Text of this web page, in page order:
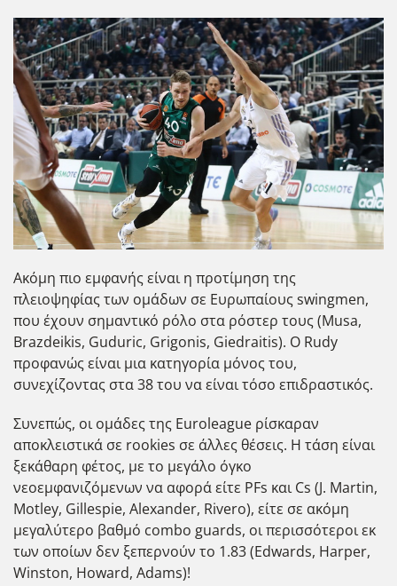
Ακόμη πιο εμφανής είναι η προτίμηση της
πλειοψηφίας των ομάδων σε Ευρωπαίους swingmen,
που έχουν σημαντικό ρόλο στα ρόστερ τους (Musa,
Brazdeikis, Guduric, Grigonis, Giedraitis). O Rudy
προφανώς είναι μια κατηγορία μόνος του,
συνεχίζοντας στα 38 του να είναι τόσο επιδραστικός.
Συνεπώς, οι ομάδες της Euroleague ρίσκαραν
αποκλειστικά σε rookies σε άλλες θέσεις. Η τάση είναι
ξεκάθαρη φέτος, με το μεγάλο όγκο
νεοεμφανιζόμενων να αφορά είτε PFs και Cs (J. Martin,
Motley, Gillespie, Alexander, Rivero), είτε σε ακόμη
μεγαλύτερο βαθμό combo guards, οι περισσότεροι εκ
των οποίων δεν ξεπερνούν το 1.83 (Edwards, Harper,
Winston, Howard, Adams)!